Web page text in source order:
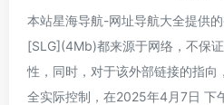
本站星海导航-网址导航大全提供
[SLG](4Mb)都来源于网络，不保
性，同时，对于该外部链接的指向
全实际控制，在2025年4月7日 下